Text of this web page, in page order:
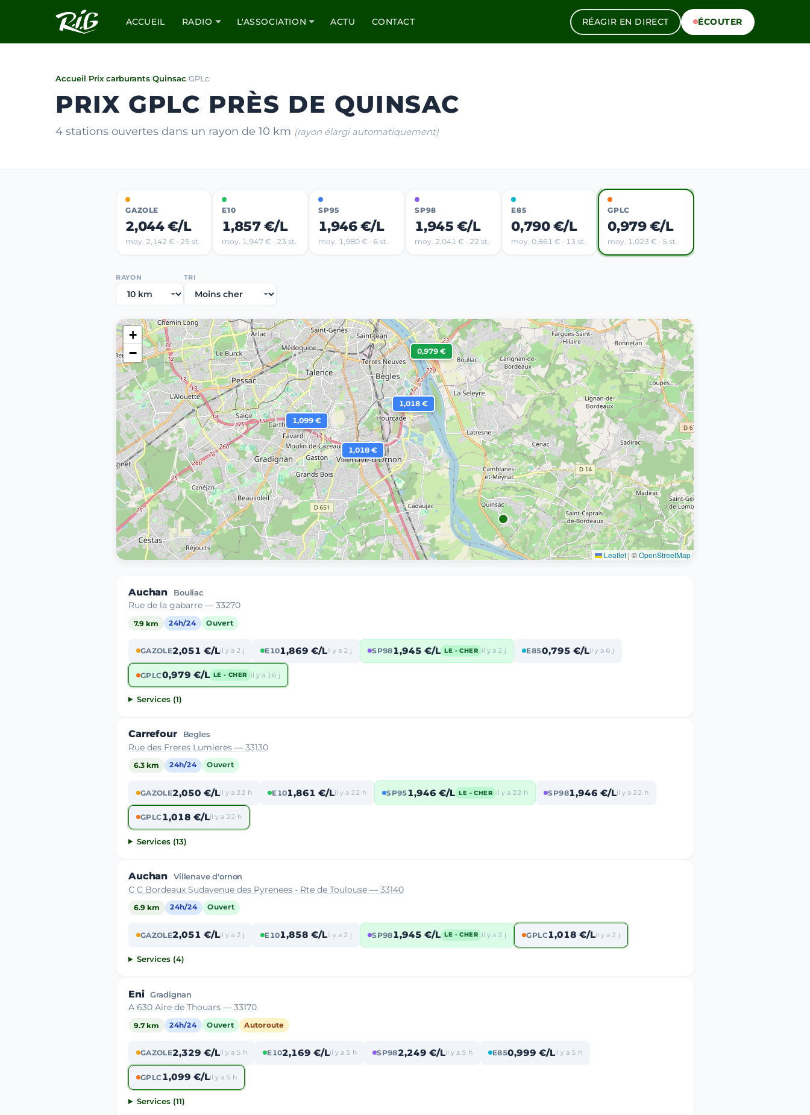
ACCUEIL RADIO L'ASSOCIATION ACTU CONTACT RÉAGIR EN DIRECT ÉCOUTER
Accueil/Prix carburants/Quinsac/GPLc
PRIX GPLC PRÈS DE QUINSAC
4 stations ouvertes dans un rayon de 10 km (rayon élargi automatiquement)
GAZOLE
2,044 €/L
moy. 2,142 € · 25 st.
E10
1,857 €/L
moy. 1,947 € · 23 st.
SP95
1,946 €/L
moy. 1,980 € · 6 st.
SP98
1,945 €/L
moy. 2,041 € · 22 st.
E85
0,790 €/L
moy. 0,861 € · 13 st.
GPLC
0,979 €/L
moy. 1,023 € · 5 st.
RAYON TRI
0,979 €
1,018 €
1,018 €
1,099 €
+
−
Leaflet | ©OpenStreetMap
Auchan Bouliac
Rue de la gabarre — 33270
7.9 km 24h/24 Ouvert
GAZOLE2,051 €/Lil y a 2 j E101,869 €/Lil y a 2 j SP981,945 €/L LE - CHER il y a 2 j E850,795 €/Lil y a 6 j
GPLC0,979 €/L LE - CHER il y a 16 j
Services (1)
Carrefour Begles
Rue des Freres Lumieres — 33130
6.3 km 24h/24 Ouvert
GAZOLE2,050 €/Lil y a 22 h E101,861 €/Lil y a 22 h SP951,946 €/L LE - CHER il y a 22 h SP981,946 €/Lil y a 22 h
GPLC1,018 €/Lil y a 22 h
Services (13)
Auchan Villenave d'ornon
C C Bordeaux Sudavenue des Pyrenees - Rte de Toulouse — 33140
6.9 km 24h/24 Ouvert
GAZOLE2,051 €/Lil y a 2 j E101,858 €/Lil y a 2 j SP981,945 €/L LE - CHER il y a 2 j GPLC1,018 €/Lil y a 2 j
Services (4)
Eni Gradignan
A 630 Aire de Thouars — 33170
9.7 km 24h/24 Ouvert Autoroute
GAZOLE2,329 €/Lil y a 5 h E102,169 €/Lil y a 5 h SP982,249 €/Lil y a 5 h E850,999 €/Lil y a 5 h
GPLC1,099 €/Lil y a 5 h
Services (11)